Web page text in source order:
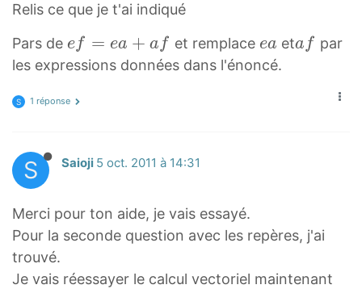
=
2
b
+
+
a
b⃗
=
2
b
a⃗
+
e
{
f
Relis ce que je t'ai indiqué
Pars de e
f⃗
e
a
\
v
c
ef = ea + a f et remplace e
a⃗
}
ea eta
}
a f par
les expressions données dans l'énoncé.
S 1 réponse
S Saioji 5 oct. 2011 à 14:31
Merci pour ton aide, je vais essayé.
Pour la seconde question avec les repères, j'ai
trouvé.
Je vais réessayer le calcul vectoriel maintenant